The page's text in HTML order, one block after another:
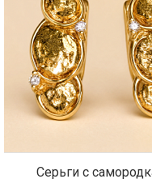
Серьги с